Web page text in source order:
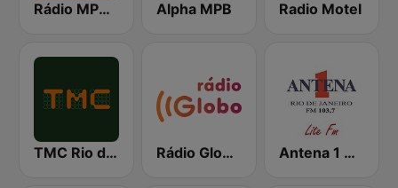
Rádio MPB Máquina do Tempo Alpha MPB Radio Motel
TMC Rio de Janeiro Rádio Globo RJ Antena 1 Rio